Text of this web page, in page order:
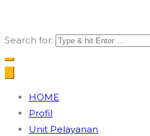
Search for:
HOME
Profil
Unit Pelayanan